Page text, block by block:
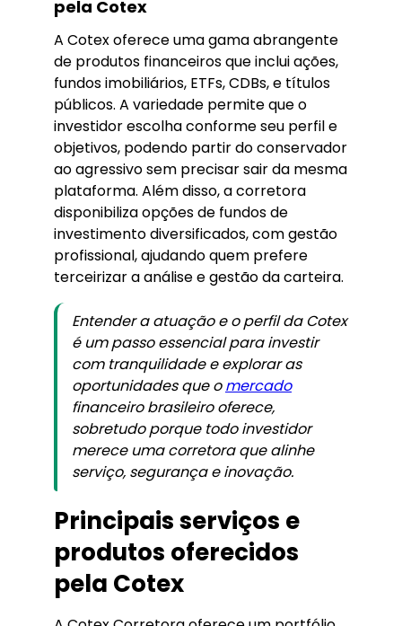
pela Cotex
A Cotex oferece uma gama abrangente
de produtos financeiros que inclui ações,
fundos imobiliários, ETFs, CDBs, e títulos
públicos. A variedade permite que o
investidor escolha conforme seu perfil e
objetivos, podendo partir do conservador
ao agressivo sem precisar sair da mesma
plataforma. Além disso, a corretora
disponibiliza opções de fundos de
investimento diversificados, com gestão
profissional, ajudando quem prefere
terceirizar a análise e gestão da carteira.
Entender a atuação e o perfil da Cotex
é um passo essencial para investir
com tranquilidade e explorar as
oportunidades que omercado
financeiro brasileiro oferece,
sobretudo porque todo investidor
merece uma corretora que alinhe
serviço, segurança e inovação.
Principais serviços e
produtos oferecidos
pela Cotex